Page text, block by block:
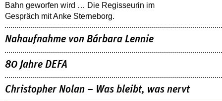
Bahn geworfen wird … Die Regisseurin im
Gespräch mit Anke Sterneborg.
Nahaufnahme von Bárbara Lennie
80 Jahre DEFA
Christopher Nolan – Was bleibt, was nervt